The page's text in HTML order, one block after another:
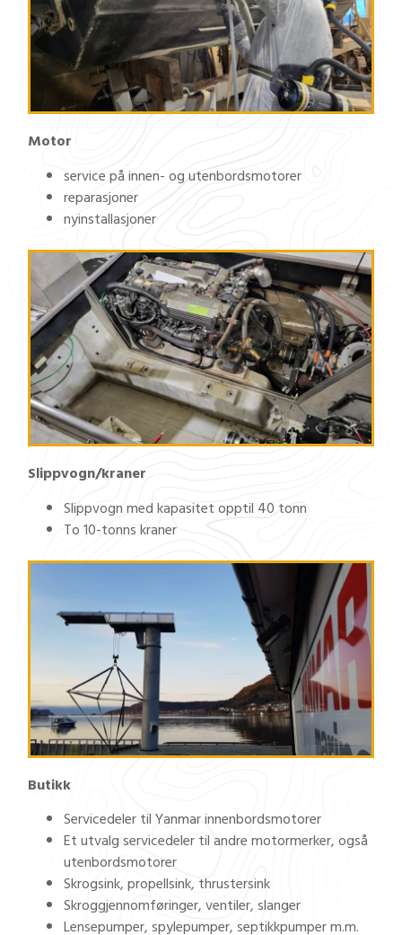
Motor
service på innen- og utenbordsmotorer
reparasjoner
nyinstallasjoner
Slippvogn/kraner
Slippvogn med kapasitet opptil 40 tonn
To 10-tonns kraner
Butikk
Servicedeler til Yanmar innenbordsmotorer
Et utvalg servicedeler til andre motormerker, også
utenbordsmotorer
Skrogsink, propellsink, thrustersink
Skroggjennomføringer, ventiler, slanger
Lensepumper, spylepumper, septikkpumper m.m.